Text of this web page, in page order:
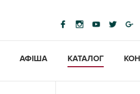
АФІША КАТАЛОГ